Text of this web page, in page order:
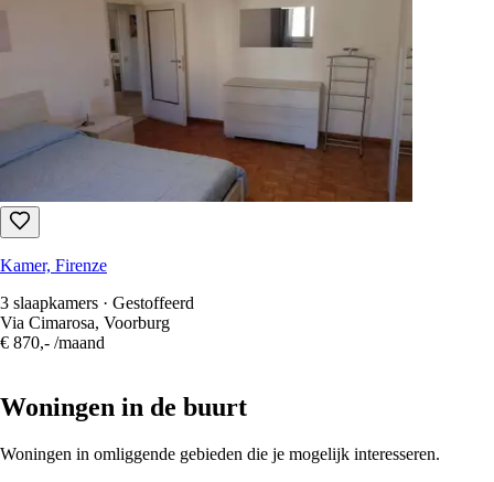
13 dagen geleden
Kamer, Voorburg
1 slaapkamer · 16 m² · Gestoffeerd
van Duvenvoordelaan 218, Voorburg
€ 525,- /maand